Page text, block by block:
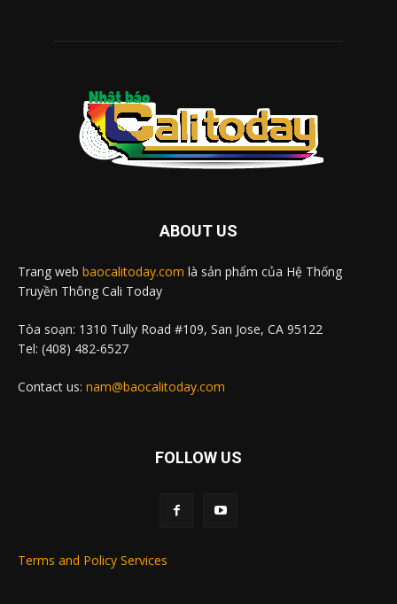
ABOUT US
Trang web baocalitoday.com là sản phẩm của Hệ Thống
Truyền Thông Cali Today
Tòa soạn: 1310 Tully Road #109, San Jose, CA 95122
Tel: (408) 482-6527
Contact us: nam@baocalitoday.com
FOLLOW US
Terms and Policy Services